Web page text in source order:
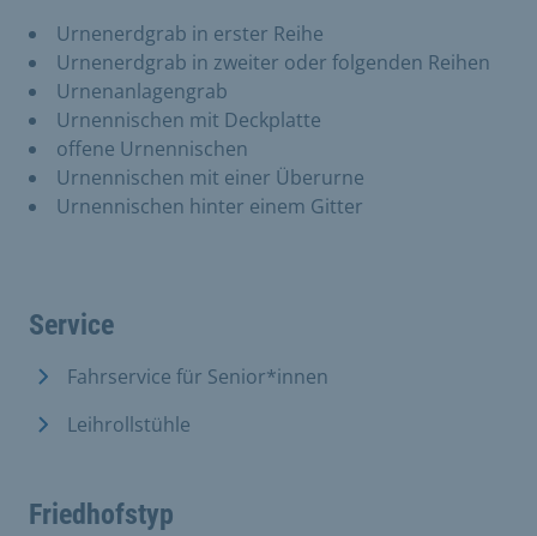
Urnenerdgrab in erster Reihe
Urnenerdgrab in zweiter oder folgenden Reihen
Urnenanlagengrab
Urnennischen mit Deckplatte
offene Urnennischen
Urnennischen mit einer Überurne
Urnennischen hinter einem Gitter
Service
Fahrservice für Senior*innen
Leihrollstühle
Friedhofstyp